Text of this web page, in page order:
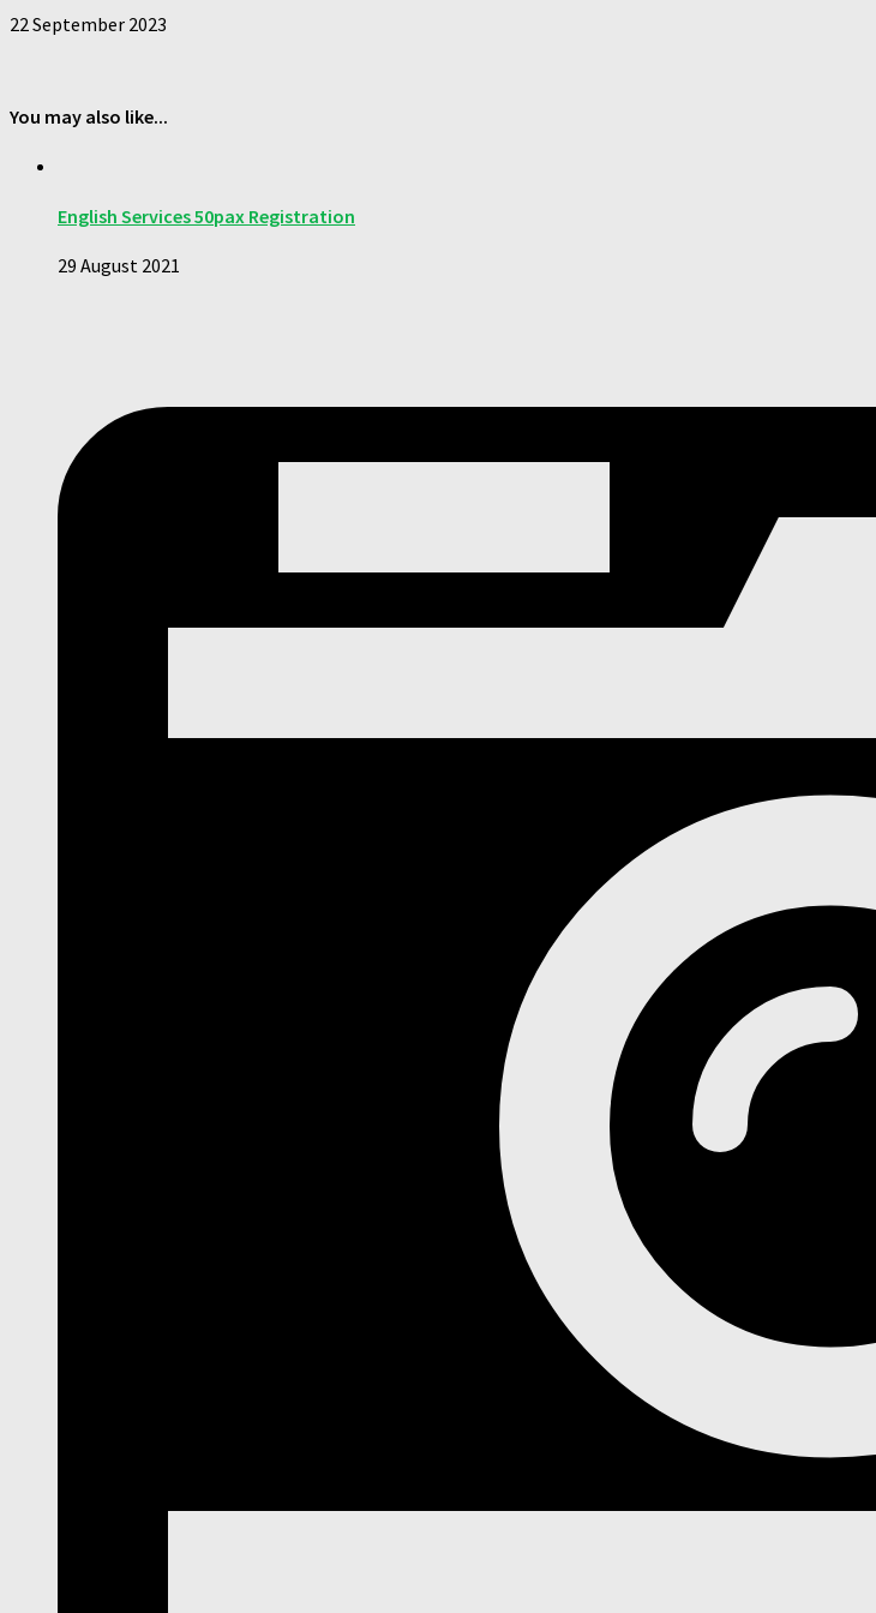
22 September 2023
You may also like...
English Services 50pax Registration
29 August 2021